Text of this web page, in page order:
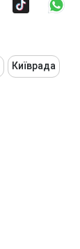
Київрада